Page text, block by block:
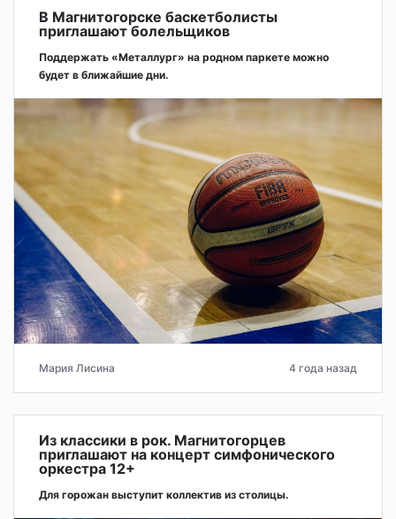
В Магнитогорске баскетболисты
приглашают болельщиков
Поддержать «Металлург» на родном паркете можно
будет в ближайшие дни.
Мария Лисина 4 года назад
Из классики в рок. Магнитогорцев
приглашают на концерт симфонического
оркестра 12+
Для горожан выступит коллектив из столицы.